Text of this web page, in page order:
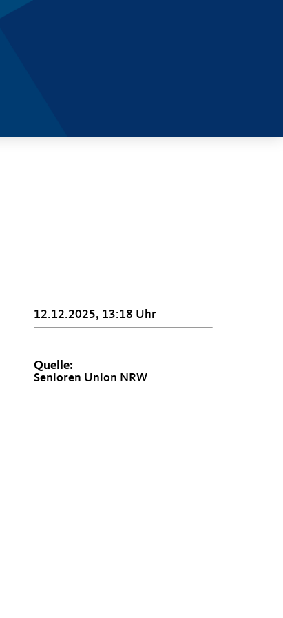
12.12.2025, 13:18 Uhr
Quelle:
Senioren Union NRW